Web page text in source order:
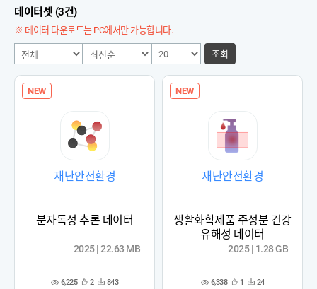
데이터셋 (3건)
※ 데이터 다운로드는 PC에서만 가능합니다.
조회
NEW
재난안전환경
분자독성 추론 데이터
조 6,225 관 2 다 843
2025 | 22.63 MB
NEW
재난안전환경
생활화학제품 주성분 건강
유해성 데이터
조 6,338 관 1 다 24
2025 | 1.28 GB